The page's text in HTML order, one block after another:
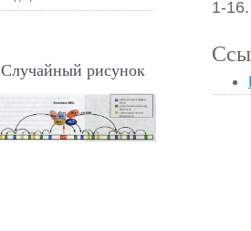
1-16.
Случайный рисунок